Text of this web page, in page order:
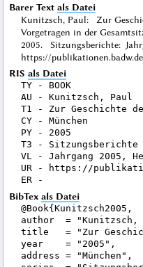
Barer Text als Datei
Kunitzsch, Paul: Zur
Vorgetragen in der
2005. Sitzungsberichte:
https://
RIS als Datei
TY - BOOK
AU - Kunitzsch, Paul
T1 - Zur Geschichte
CY - München
PY - 2005
T3 - Sitzungsberichte
VL - Jahrgang 2005,
UR - https://
BibTex als Datei
@Book{Kunitzsch2005,
author  = "Kunitzsch,
title   = "Zur
year    = "2005",
address = "München",